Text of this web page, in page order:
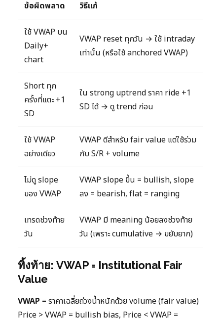
ข้อผิดพลาด วิธีแก้
ใช้ VWAP บน
Daily+
chart
VWAP reset ทุกวัน → ใช้ intraday
เท่านั้น (หรือใช้ anchored VWAP)
Short ทุก
ครั้งที่แตะ +1
SD
ใน strong uptrend ราคา ride +1
SD ได้ → ดู trend ก่อน
ใช้ VWAP
อย่างเดียว
VWAP ดีสำหรับ fair value แต่ใช้ร่วม
กับ S/R + volume
ไม่ดู slope
ของ VWAP
VWAP slope ขึ้น = bullish, slope
ลง = bearish, flat = ranging
เทรดช่วงท้าย
วัน
VWAP มี meaning น้อยลงช่วงท้าย
วัน (เพราะ cumulative → ขยับยาก)
ทิ้งท้าย: VWAP = Institutional Fair
Value
VWAP = ราคาเฉลี่ยถ่วงน้ำหนักด้วย volume (fair value)
Price > VWAP = bullish bias, Price < VWAP =